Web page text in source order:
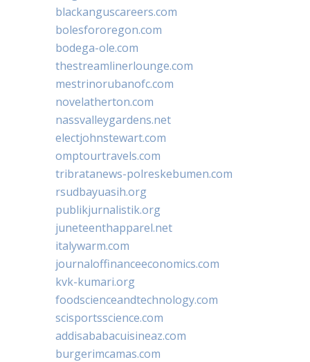
blackanguscareers.com
bolesfororegon.com
bodega-ole.com
thestreamlinerlounge.com
mestrinorubanofc.com
novelatherton.com
nassvalleygardens.net
electjohnstewart.com
omptourtravels.com
tribratanews-polreskebumen.com
rsudbayuasih.org
publikjurnalistik.org
juneteenthapparel.net
italywarm.com
journaloffinanceeconomics.com
kvk-kumari.org
foodscienceandtechnology.com
scisportsscience.com
addisababacuisineaz.com
burgerimcamas.com